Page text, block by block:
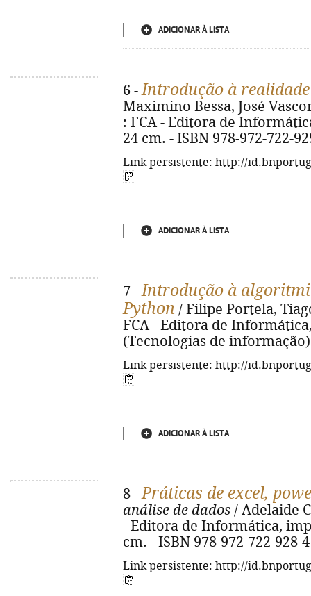
ADICIONAR À LISTA
6 -Introdução à
Maximino Bessa, José
: FCA - Editora de
24 cm. - ISBN 978-972-722-
Link persistente: http://
ADICIONAR À LISTA
7 -Introdução à
Python / Filipe Portela,
FCA - Editora de
(Tecnologias de informação)
Link persistente: http://
ADICIONAR À LISTA
8 -Práticas de excel,
análise de dados / Adelaide
- Editora de Informática,
cm. - ISBN 978-972-722-928-4
Link persistente: http://